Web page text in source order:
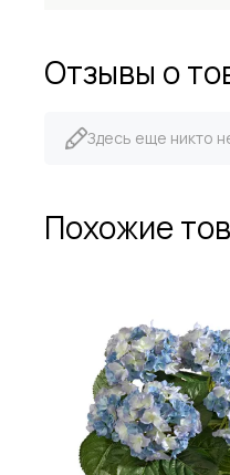
Отзывы о
Здесь еще никто
Похожие